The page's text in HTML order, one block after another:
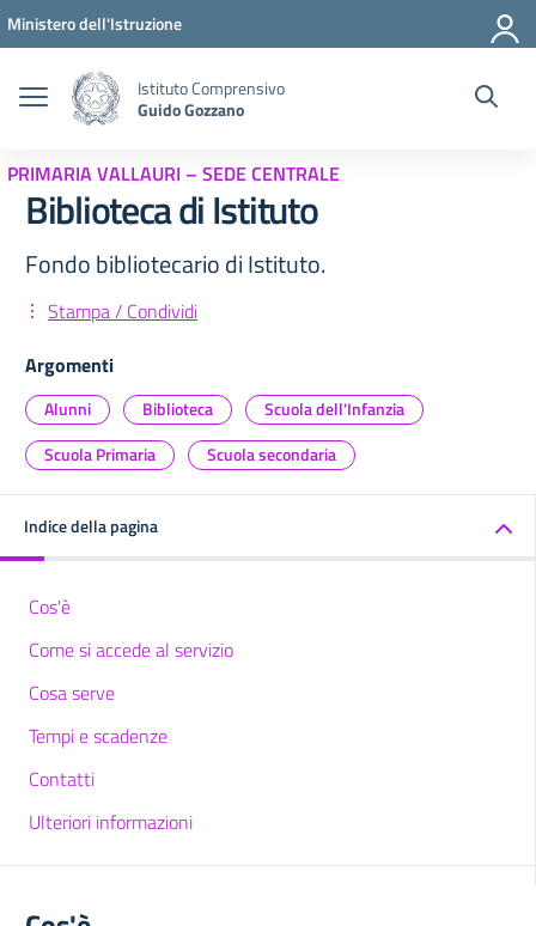
Vai ai contenuti
Vai al menu di navigazione
Vai al footer
Ministero dell'Istruzione
Istituto Comprensivo
Guido Gozzano
PRIMARIA VALLAURI – SEDE CENTRALE
Biblioteca di Istituto
Fondo bibliotecario di Istituto.
Stampa / Condividi
Argomenti
Alunni Biblioteca
Scuola dell'Infanzia
Scuola Primaria
Scuola secondaria
Indice della pagina
Cos'è
Come si accede al servizio
Cosa serve
Tempi e scadenze
Contatti
Ulteriori informazioni